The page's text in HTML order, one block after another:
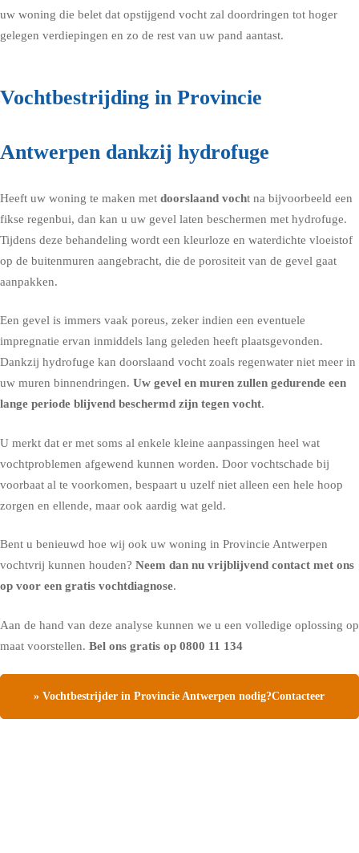
uw woning die belet dat opstijgend vocht zal doordringen tot hoger
gelegen verdiepingen en zo de rest van uw pand aantast.
Vochtbestrijding in Provincie
Antwerpen dankzij hydrofuge
Heeft uw woning te maken met doorslaand vocht na bijvoorbeeld een
fikse regenbui, dan kan u uw gevel laten beschermen met hydrofuge.
Tijdens deze behandeling wordt een kleurloze en waterdichte vloeistof
op de buitenmuren aangebracht, die de porositeit van de gevel gaat
aanpakken.
Een gevel is immers vaak poreus, zeker indien een eventuele
impregnatie ervan inmiddels lang geleden heeft plaatsgevonden.
Dankzij hydrofuge kan doorslaand vocht zoals regenwater niet meer in
uw muren binnendringen. Uw gevel en muren zullen gedurende een
lange periode blijvend beschermd zijn tegen vocht.
U merkt dat er met soms al enkele kleine aanpassingen heel wat
vochtproblemen afgewend kunnen worden. Door vochtschade bij
voorbaat al te voorkomen, bespaart u uzelf niet alleen een hele hoop
zorgen en ellende, maar ook aardig wat geld.
Bent u benieuwd hoe wij ook uw woning in Provincie Antwerpen
vochtvrij kunnen houden? Neem dan nu vrijblijvend contact met ons
op voor een gratis vochtdiagnose.
Aan de hand van deze analyse kunnen we u een volledige oplossing op
maat voorstellen. Bel ons gratis op 0800 11 134
» Vochtbestrijder in Provincie Antwerpen nodig?Contacteer